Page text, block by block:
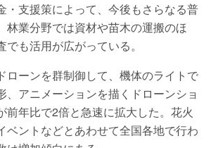
・支援策によって、今後もさらなる普
林業分野では資材や苗木の運搬のほ
も活用が広がっている。
ローンを群制御して、機体のライトで
、アニメーションを描くドローンショ
前年比で2倍と急速に拡大した。花火
ベントなどとあわせて全国各地で行わ